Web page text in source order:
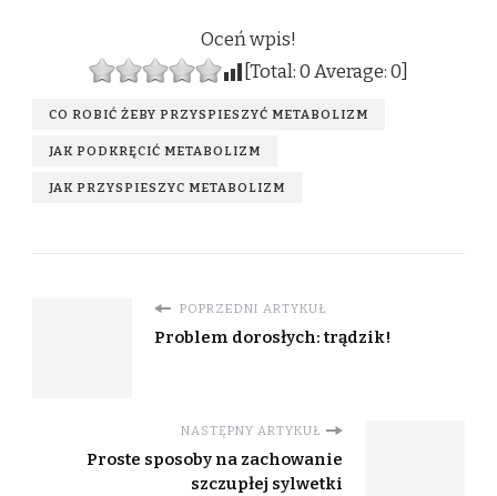
Oceń wpis!
[Total:0Average:0
CO ROBIĆ ŻEBY PRZYSPIESZYĆ METABOLIZM
JAK PODKRĘCIĆ METABOLIZM
JAK PRZYSPIESZYC METABOLIZM
POPRZEDNI ARTYKUŁ
Problem dorosłych: trądzik!
NASTĘPNY ARTYKUŁ
Proste sposoby na zachowanie
szczupłej sylwetki